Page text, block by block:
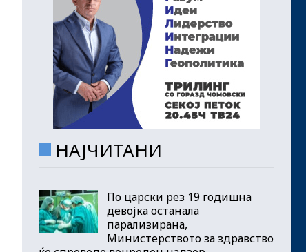
НАЈЧИТАНИ
По царски рез 19 годишна
девојка останала
парализирана,
Министерството за здравство